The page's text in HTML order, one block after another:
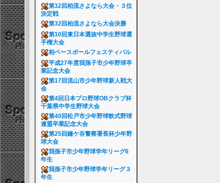
第32回柏流さよなら大会・３位
決定戦
第32回柏流さよなら大会決勝
第10回東日本選抜中学生野球選
手権大会
柏ベースボールフェスティバル
平成27年度我孫子市少年野球卒
業記念大会
第17回流山市少年野球新人戦大
会
第4回日本プロ野球OBクラブ杯
千葉県中学生野球大会
第40回松戸市少年野球軟式野球
連盟卒業記念大会
第25回鎌ケ谷警察署長杯少年野
球大会
我孫子市少年野球学年リーグ6
年生
我孫子市少年野球学年リーグ３
年生